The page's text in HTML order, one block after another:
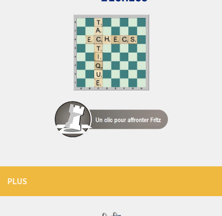
PLUS